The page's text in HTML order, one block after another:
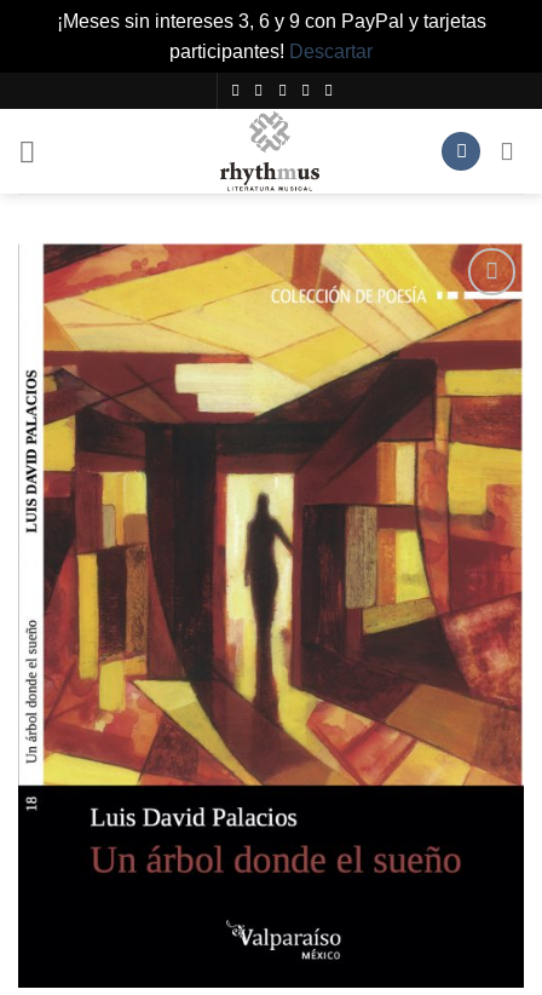
¡Meses sin intereses 3, 6 y 9 con PayPal y tarjetas
participantes! Descartar
contenido
Añadir
a la
deseos